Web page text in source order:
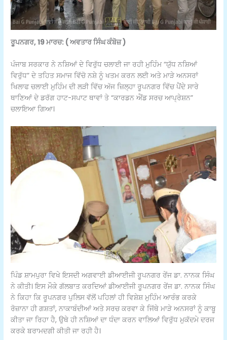
ਰੂਪਨਗਰ, 19 ਮਾਰਚ: ( ਅਵਤਾਰ ਸਿੰਘ ਕੰਬੋਜ਼ )
ਪੰਜਾਬ ਸਰਕਾਰ ਨੇ ਨਸ਼ਿਆਂ ਦੇ ਵਿਰੁੱਧ ਚਲਾਈ ਜਾ ਰਹੀ ਮੁਹਿੰਮ “ਯੁੱਧ ਨਸ਼ਿਆਂ
ਵਿਰੁੱਧ” ਦੇ ਤਹਿਤ ਸਮਾਜ ਵਿੱਚੋ ਨਸ਼ੇ ਨੂੰ ਖਤਮ ਕਰਨ ਲਈ ਅਤੇ ਮਾੜੇ ਅਨਸਰਾਂ
ਖਿਲਾਫ ਚਲਾਈ ਮੁਹਿੰਮ ਦੀ ਲੜੀ ਵਿੱਚ ਅੱਜ ਜ਼ਿਲ੍ਹਾ ਰੂਪਨਗਰ ਵਿੱਚ ਪੈਂਦੇ ਸਾਰੇ
ਥਾਣਿਆਂ ਦੇ ਡਰੱਗ ਹਾਟ-ਸਪਾਟ ਥਾਵਾਂ ਤੇ “ਕਾਰਡਨ ਐਂਡ ਸਰਚ ਆਪ੍ਰੇਸ਼ਨ”
ਚਲਾਇਆ ਗਿਆ।
ਪਿੰਡ ਸ਼ਾਮਪੁਰਾ ਵਿਖੇ ਇਸਦੀ ਅਗਵਾਈ ਡੀਆਈਜੀ ਰੂਪਨਗਰ ਰੇਂਜ ਡਾ. ਨਾਨਕ ਸਿੰਘ
ਨੇ ਕੀਤੀ। ਇਸ ਮੌਕੇ ਗੱਲਬਾਤ ਕਰਦਿਆਂ ਡੀਆਈਜੀ ਰੂਪਨਗਰ ਰੇਂਜ ਡਾ. ਨਾਨਕ ਸਿੰਘ
ਨੇ ਕਿਹਾ ਕਿ ਰੂਪਨਗਰ ਪੁਲਿਸ ਵੱਲੋਂ ਪਹਿਲਾਂ ਹੀ ਵਿਸ਼ੇਸ਼ ਮੁਹਿੰਮ ਆਰੰਭ ਕਰਕੇ
ਰੋਜ਼ਾਨਾ ਹੀ ਗਸ਼ਤਾਂ, ਨਾਕਾਬੰਦੀਆਂ ਅਤੇ ਸਰਚ ਕਰਵਾ ਕੇ ਜਿੱਥੇ ਮਾੜੇ ਅਨਸਰਾਂ ਨੂੰ ਕਾਬੂ
ਕੀਤਾ ਜਾ ਰਿਹਾ ਹੈ, ਉਥੇ ਹੀ ਨਸ਼ਿਆਂ ਦਾ ਧੰਦਾ ਕਰਨ ਵਾਲਿਆਂ ਵਿਰੁੱਧ ਮੁਕੱਦਮੇ ਦਰਜ
ਕਰਕੇ ਬਰਾਮਦਗੀ ਕੀਤੀ ਜਾ ਰਹੀ ਹੈ।